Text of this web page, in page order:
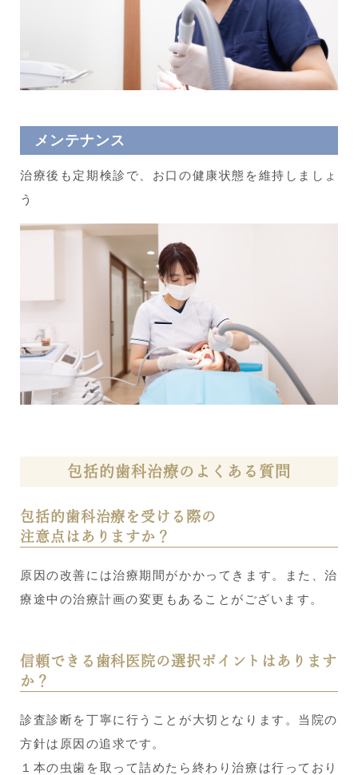
メンテナンス
治療後も定期検診で、お口の健康状態を維持しましょ
う
包括的歯科治療のよくある質問
包括的歯科治療を受ける際の
注意点はありますか？
原因の改善には治療期間がかかってきます。また、治
療途中の治療計画の変更もあることがございます。
信頼できる歯科医院の選択ポイントはあります
か？
診査診断を丁寧に行うことが大切となります。当院の
方針は原因の追求です。
１本の虫歯を取って詰めたら終わり治療は行っており